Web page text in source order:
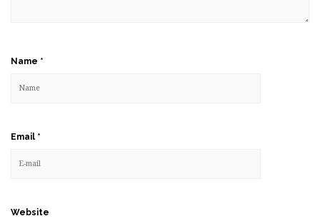
Name *
Email *
Website